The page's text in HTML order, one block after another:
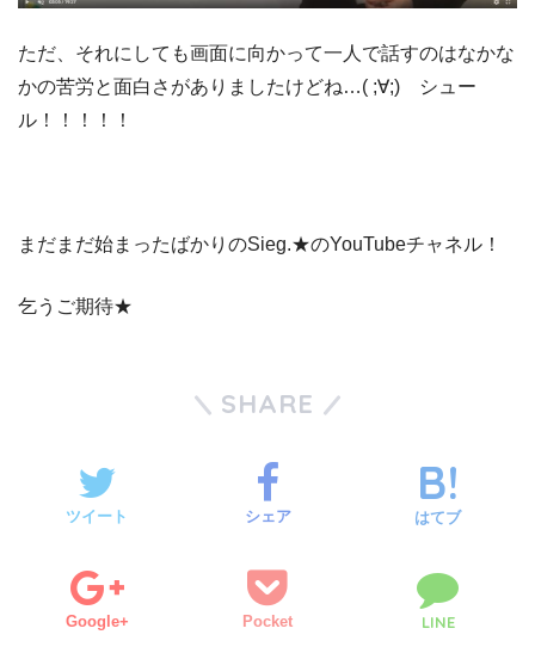
ただ、それにしても画面に向かって一人で話すのはなかな
かの苦労と面白さがありましたけどね…( ;∀;) シュー
ル！！！！！
まだまだ始まったばかりのSieg.★のYouTubeチャネル！
乞うご期待★
SHARE
ツイート シェア はてブ
Google+ Pocket LINE